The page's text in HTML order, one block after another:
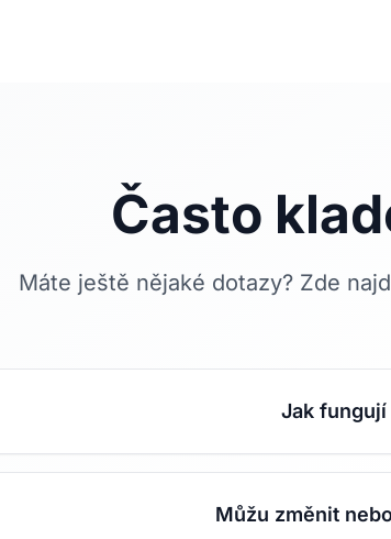
Často
Máte ještě nějaké dotazy? Zde
Jak
Můžu změnit